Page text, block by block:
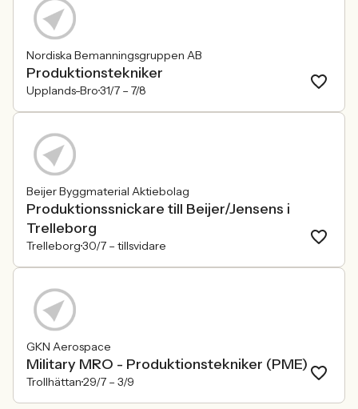
Nordiska Bemanningsgruppen AB
Produktionstekniker
Upplands-Bro31/7 – 7/8
Beijer Byggmaterial Aktiebolag
Produktionssnickare till Beijer/Jensens i
Trelleborg
Trelleborg30/7 – tillsvidare
GKN Aerospace
Military MRO - Produktionstekniker (PME)
Trollhättan29/7 – 3/9